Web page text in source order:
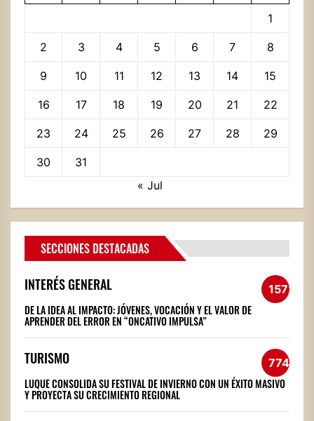
1
2 3 4 5 6 7 8
9 10 11 12 13 14 15
16 17 18 19 20 21 22
23 24 25 26 27 28 29
30
31
« Jul
SECCIONES DESTACADAS
INTERÉS GENERAL 1572
DE LA IDEA AL IMPACTO: JÓVENES, VOCACIÓN Y EL VALOR DE
APRENDER DEL ERROR EN “ONCATIVO IMPULSA”
TURISMO 774
LUQUE CONSOLIDA SU FESTIVAL DE INVIERNO CON UN ÉXITO MASIVO
Y PROYECTA SU CRECIMIENTO REGIONAL